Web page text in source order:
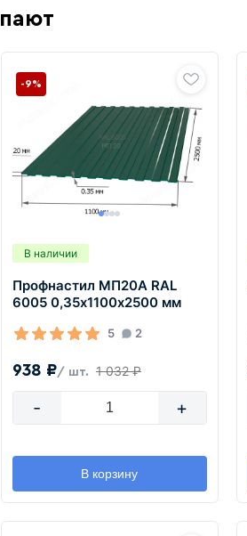
В наличии
Профнастил МП20А RAL
6005 0,35х1100х2500 мм
5 2
938 ₽/ шт. 1 032 ₽
-9%
- +
В корзину